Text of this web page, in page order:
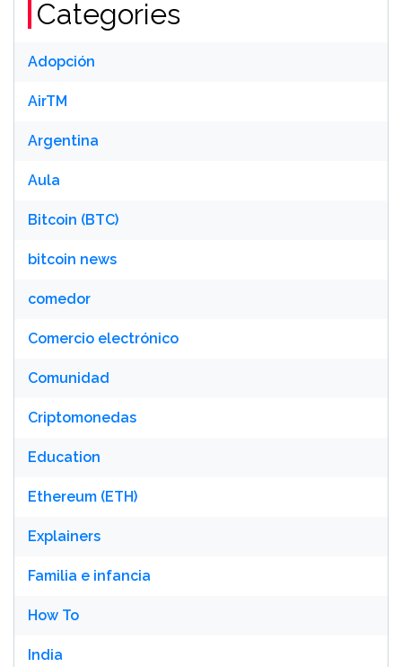
Categories
Adopción
AirTM
Argentina
Aula
Bitcoin (BTC)
bitcoin news
comedor
Comercio electrónico
Comunidad
Criptomonedas
Education
Ethereum (ETH)
Explainers
Familia e infancia
How To
India